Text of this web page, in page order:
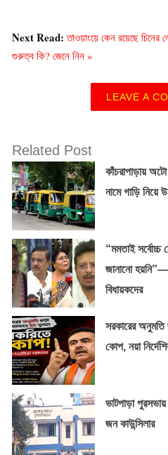
Next Read:তাওয়াংয়ে কেন রয়েছে চিনের
গুরুত্ব কি? জেনে নিন »
LEAVE A
Related Post
কাঁচরাপাড়ায়
নামে গাড়ি নিয়ে
“মমতাই সর্বোচ্চ
জানানো
বিধায়কদের
সরকারের অনুমতি
কোপ, নয়া
ভাটপাড়া
জন কাউন্সিলার